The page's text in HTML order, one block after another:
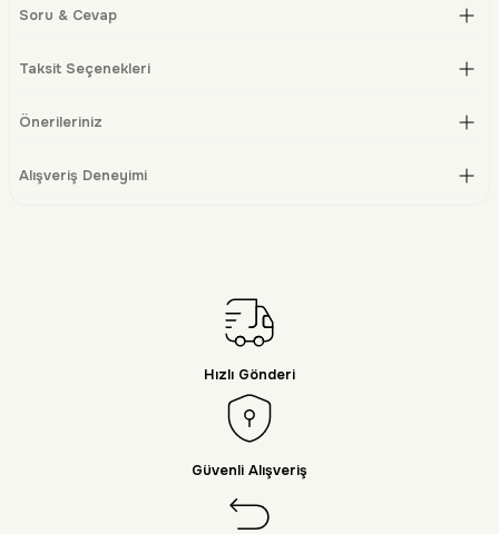
Soru & Cevap
Taksit Seçenekleri
Önerileriniz
Alışveriş Deneyimi
Hızlı Gönderi
Güvenli Alışveriş